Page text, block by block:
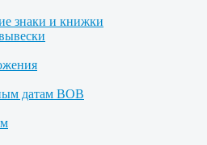
знаки и книжки
датам ВОВ